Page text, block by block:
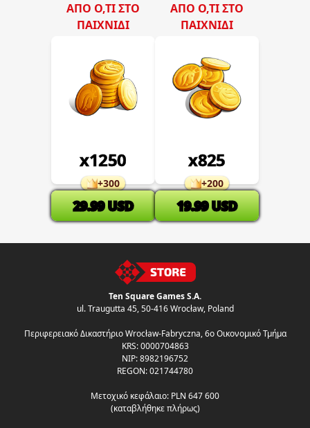
ΑΠΌ Ό,ΤΙ ΣΤΟ
ΠΑΙΧΝΊΔΙ
x1250
+300
29.99 USD
ΑΠΌ Ό,ΤΙ ΣΤΟ
ΠΑΙΧΝΊΔΙ
x825
+200
19.99 USD
Ten Square Games S.A.
ul. Traugutta 45,50-416 Wrocław, Poland
Περιφερειακό Δικαστήριο Wrocław-Fabryczna, 6ο Οικονομικό Τμήμα
KRS: 0000704863
NIP: 8982196752
REGON: 021744780
Μετοχικό κεφάλαιο: PLN 647 600
(καταβλήθηκε πλήρως)